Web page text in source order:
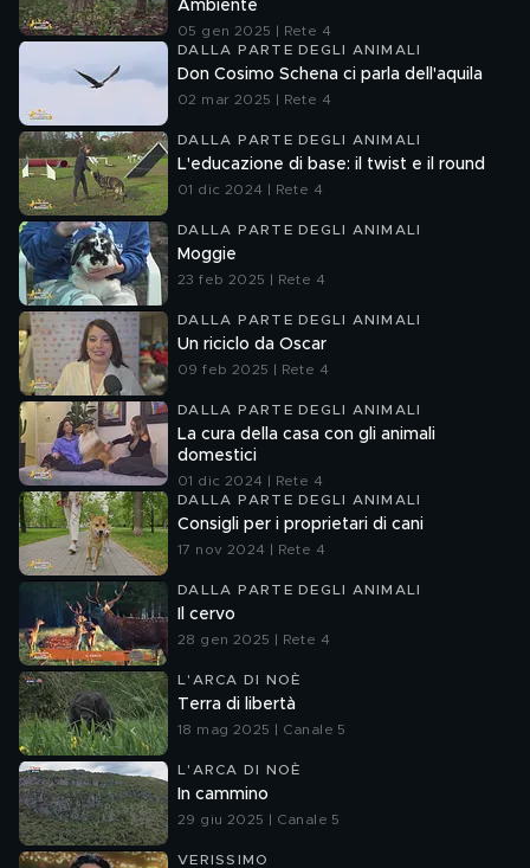
Ambiente
05 gen 2025 | Rete 4
DALLA PARTE DEGLI ANIMALI
Don Cosimo Schena ci parla dell'aquila
02 mar 2025 | Rete 4
DALLA PARTE DEGLI ANIMALI
L'educazione di base: il twist e il round
01 dic 2024 | Rete 4
DALLA PARTE DEGLI ANIMALI
Moggie
23 feb 2025 | Rete 4
DALLA PARTE DEGLI ANIMALI
Un riciclo da Oscar
09 feb 2025 | Rete 4
DALLA PARTE DEGLI ANIMALI
La cura della casa con gli animali
domestici
01 dic 2024 | Rete 4
DALLA PARTE DEGLI ANIMALI
Consigli per i proprietari di cani
17 nov 2024 | Rete 4
DALLA PARTE DEGLI ANIMALI
Il cervo
28 gen 2025 | Rete 4
L'ARCA DI NOÈ
Terra di libertà
18 mag 2025 | Canale 5
L'ARCA DI NOÈ
In cammino
29 giu 2025 | Canale 5
VERISSIMO